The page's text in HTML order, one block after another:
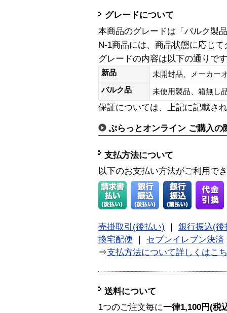
グレードについて
本商品のグレードは「バルク製
N-1商品には、商品状態に応じ
グレードの内容は以下の通りで
新品
未開封品、メーカー
バルク品
未使用製品、箱無
保証については、上記に記載さ
ぷらっとオンライン ご購入の
支払方法について
以下のお支払い方法がご利用で
売掛取引(後払い)
銀行振込(後
換宅配便
セブンイレブン決済
⇒支払方法について詳しくはこ
送料について
1つのご注文毎に一律1,100円(税